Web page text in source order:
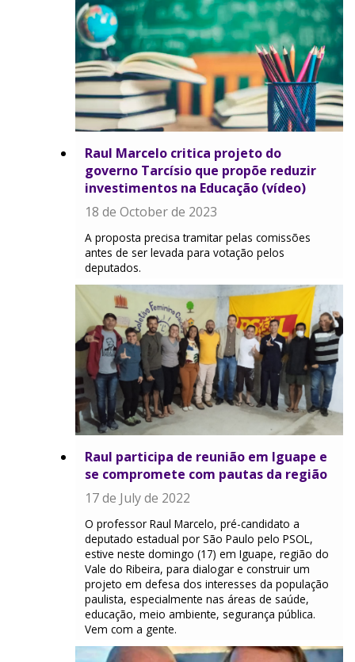
Raul Marcelo critica projeto do
governo Tarcísio que propõe reduzir
investimentos na Educação (vídeo)
18 de October de 2023
A proposta precisa tramitar pelas comissões
antes de ser levada para votação pelos
deputados.
Raul participa de reunião em Iguape e
se compromete com pautas da região
17 de July de 2022
O professor Raul Marcelo, pré-candidato a
deputado estadual por São Paulo pelo PSOL,
estive neste domingo (17) em Iguape, região do
Vale do Ribeira, para dialogar e construir um
projeto em defesa dos interesses da população
paulista, especialmente nas áreas de saúde,
educação, meio ambiente, segurança pública.
Vem com a gente.